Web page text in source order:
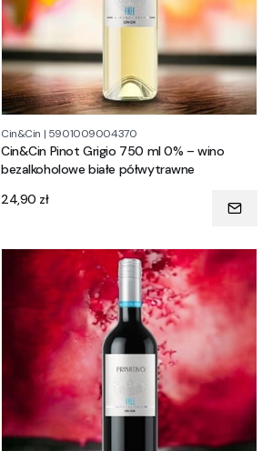
Cin&Cin | 5901009004370
Cin&Cin Pinot Grigio 750 ml 0% – wino
bezalkoholowe białe półwytrawne
Cena
24,90 zł